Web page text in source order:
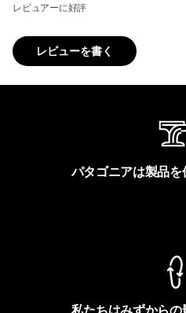
レビュアーに好評
レビューを書く
パタゴニアは製品を